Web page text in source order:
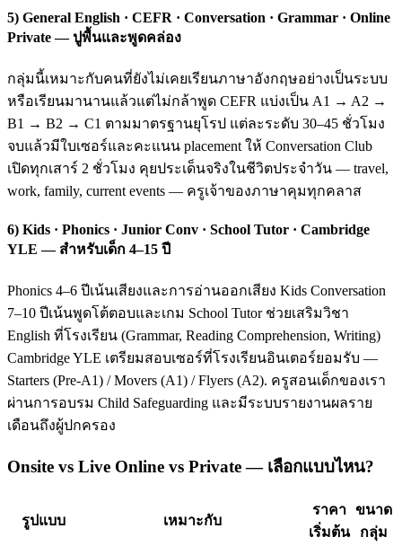
5) General English · CEFR · Conversation · Grammar · Online
Private — ปูพื้นและพูดคล่อง
กลุ่มนี้เหมาะกับคนที่ยังไม่เคยเรียนภาษาอังกฤษอย่างเป็นระบบ
หรือเรียนมานานแล้วแต่ไม่กล้าพูด CEFR แบ่งเป็น A1 → A2 →
B1 → B2 → C1 ตามมาตรฐานยุโรป แต่ละระดับ 30–45 ชั่วโมง
จบแล้วมีใบเซอร์และคะแนน placement ให้ Conversation Club
เปิดทุกเสาร์ 2 ชั่วโมง คุยประเด็นจริงในชีวิตประจำวัน — travel,
work, family, current events — ครูเจ้าของภาษาคุมทุกคลาส
6) Kids · Phonics · Junior Conv · School Tutor · Cambridge
YLE — สำหรับเด็ก 4–15 ปี
Phonics 4–6 ปีเน้นเสียงและการอ่านออกเสียง Kids Conversation
7–10 ปีเน้นพูดโต้ตอบและเกม School Tutor ช่วยเสริมวิชา
English ที่โรงเรียน (Grammar, Reading Comprehension, Writing)
Cambridge YLE เตรียมสอบเซอร์ที่โรงเรียนอินเตอร์ยอมรับ —
Starters (Pre-A1) / Movers (A1) / Flyers (A2). ครูสอนเด็กของเรา
ผ่านการอบรม Child Safeguarding และมีระบบรายงานผลราย
เดือนถึงผู้ปกครอง
Onsite vs Live Online vs Private — เลือกแบบไหน?
รูปแบบ เหมาะกับ
ราคา
เริ่มต้น
ขนาด
กลุ่ม